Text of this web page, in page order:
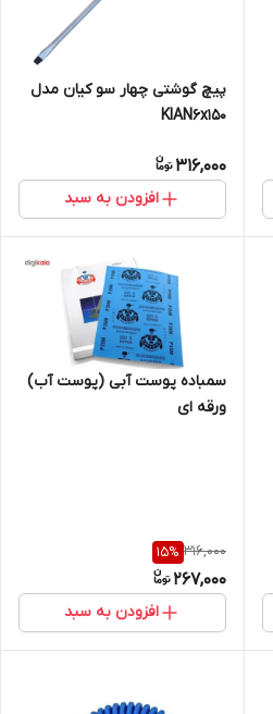
پیچ گوشتی چهار سو کیان مدل
KIAN6x150
316,000
افزودن به سبد
سمباده پوست آبی (پوست آب)
ورقه ای
316,000
15%
267,000
افزودن به سبد